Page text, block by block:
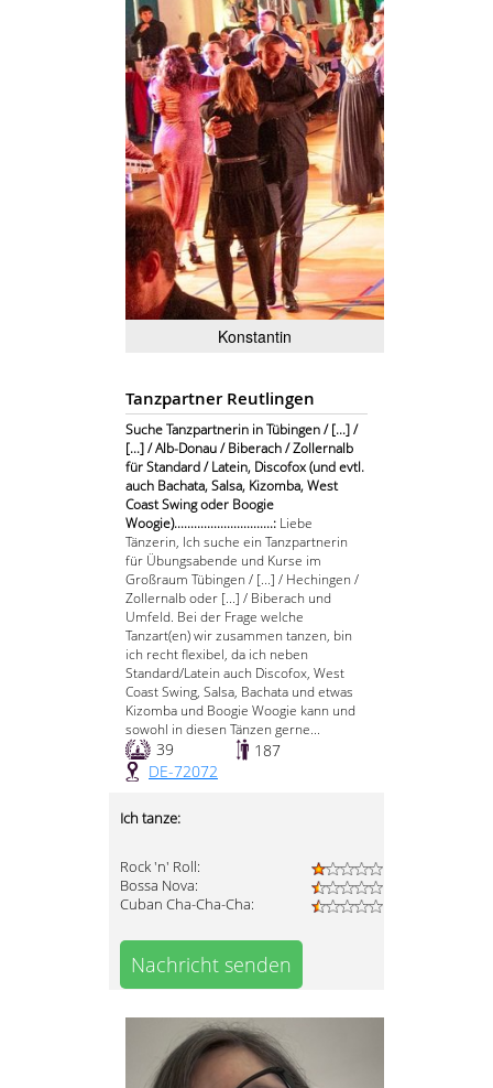
Konstantin
Tanzpartner Reutlingen
Suche Tanzpartnerin in Tübingen / [...] /
[...] / Alb-Donau / Biberach / Zollernalb
für Standard / Latein, Discofox (und evtl.
auch Bachata, Salsa, Kizomba, West
Coast Swing oder Boogie
Woogie)..............................: Liebe
Tänzerin, Ich suche ein Tanzpartnerin
für Übungsabende und Kurse im
Großraum Tübingen / [...] / Hechingen /
Zollernalb oder [...] / Biberach und
Umfeld. Bei der Frage welche
Tanzart(en) wir zusammen tanzen, bin
ich recht flexibel, da ich neben
Standard/Latein auch Discofox, West
Coast Swing, Salsa, Bachata und etwas
Kizomba und Boogie Woogie kann und
sowohl in diesen Tänzen gerne...
39
187
DE-72072
Ich tanze:
Rock 'n' Roll:
Bossa Nova:
Cuban Cha-Cha-Cha:
Nachricht senden